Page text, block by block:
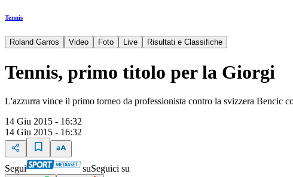
Tennis
Roland Garros Video Foto Live Risultati e Classifiche
Tennis, primo titolo per la Giorgi
L'azzurra vince il primo torneo da professionista contro la svizzera Bencic
14 Giu 2015 - 16:32
14 Giu 2015 - 16:32
Segui suSeguici su